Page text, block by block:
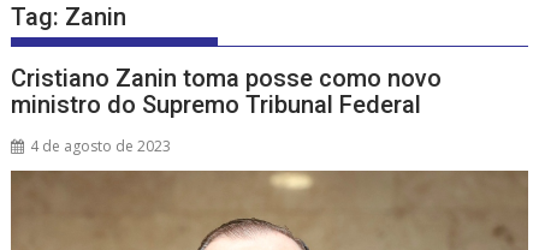
Tag: Zanin
Cristiano Zanin toma posse como novo
ministro do Supremo Tribunal Federal
4 de agosto de 2023